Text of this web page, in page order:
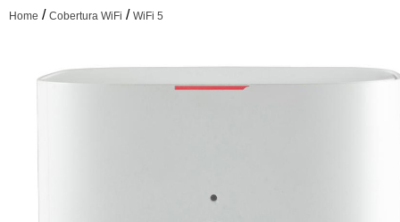
Home / Cobertura WiFi / WiFi 5